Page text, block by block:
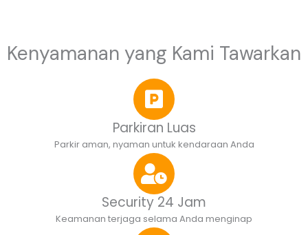
Kenyamanan yang Kami Tawarkan
Parkiran Luas
Parkir aman, nyaman untuk kendaraan Anda
Security 24 Jam
Keamanan terjaga selama Anda menginap